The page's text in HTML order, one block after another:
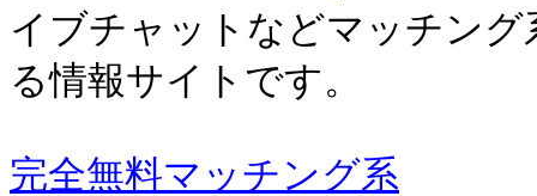
イブチャットなどマッチン
る情報サイトです。
完全無料マッチング系